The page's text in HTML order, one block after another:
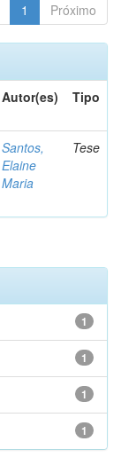
1 Próximo
Autor(es) Tipo
Santos,
Elaine
Maria
Tese
1
1
1
1